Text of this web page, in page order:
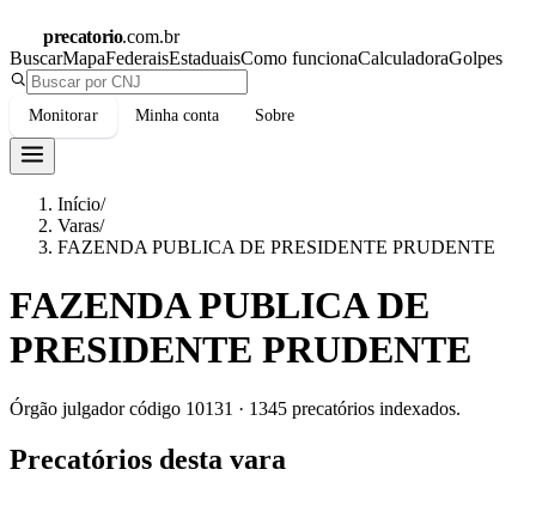
precatorio.com.br
BuscarMapaFederaisEstaduaisComo funcionaCalculadoraGolpes
Monitorar Minha conta Sobre
Início/
Varas/
FAZENDA PUBLICA DE PRESIDENTE PRUDENTE
FAZENDA PUBLICA DE
PRESIDENTE PRUDENTE
Órgão julgador código 10131 · 1345 precatórios indexados.
Precatórios desta vara